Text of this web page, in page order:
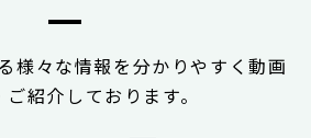
様々な情報を分かりやすく動画
紹介しております。